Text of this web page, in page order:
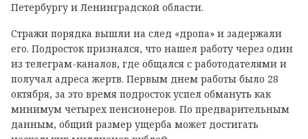
Петербургу и Ленинградской области.
Стражи порядка вышли на след «дропа» и задержали
его. Подросток признался, что нашел работу через один
из телеграм-каналов, где общался с работодателями и
получал адреса жертв. Первым днем работы было 28
октября, за это время подросток успел обмануть как
минимум четырех пенсионеров. По предварительным
данным, общий размер ущерба может достигать